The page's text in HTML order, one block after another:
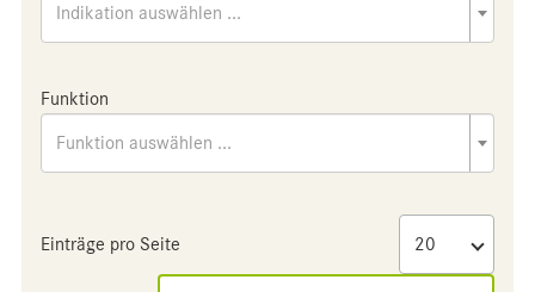
Indikation auswählen ...
Funktion
Funktion auswählen ...
Einträge pro Seite